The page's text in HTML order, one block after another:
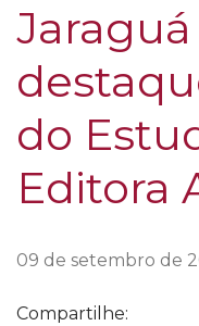
do
Editora
09 de setembro de
Compartilhe: